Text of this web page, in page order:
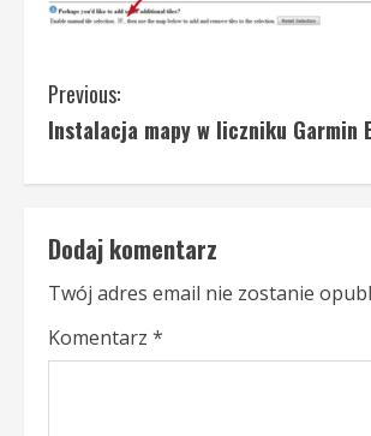
C
o
n
t
i
n
Previous:
Instalacja mapy w liczniku Garmin
Dodaj komentarz
Twój adres email nie zostanie
Komentarz *